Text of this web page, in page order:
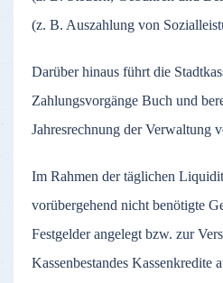
(z. B. Auszahlung von
Darüber hinaus führt die
Zahlungsvorgänge Buch und
Jahresrechnung der Verwaltung
Im Rahmen der täglichen
vorübergehend nicht benötigte
Festgelder angelegt bzw. zur
Kassenbestandes Kassenkredite